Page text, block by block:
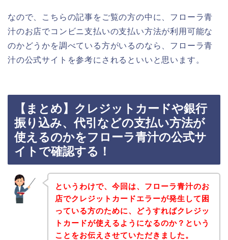
なので、こちらの記事をご覧の方の中に、フローラ青
汁のお店でコンビニ支払いの支払い方法が利用可能な
のかどうかを調べている方がいるのなら、フローラ青
汁の公式サイトを参考にされるといいと思います。
【まとめ】クレジットカードや銀行
振り込み、代引などの支払い方法が
使えるのかをフローラ青汁の公式サ
イトで確認する！
というわけで、今回は、フローラ青汁のお
店でクレジットカードエラーが発生して困
っている方のために、どうすればクレジッ
トカードが使えるようになるのか？という
ことをお伝えさせていただきました。